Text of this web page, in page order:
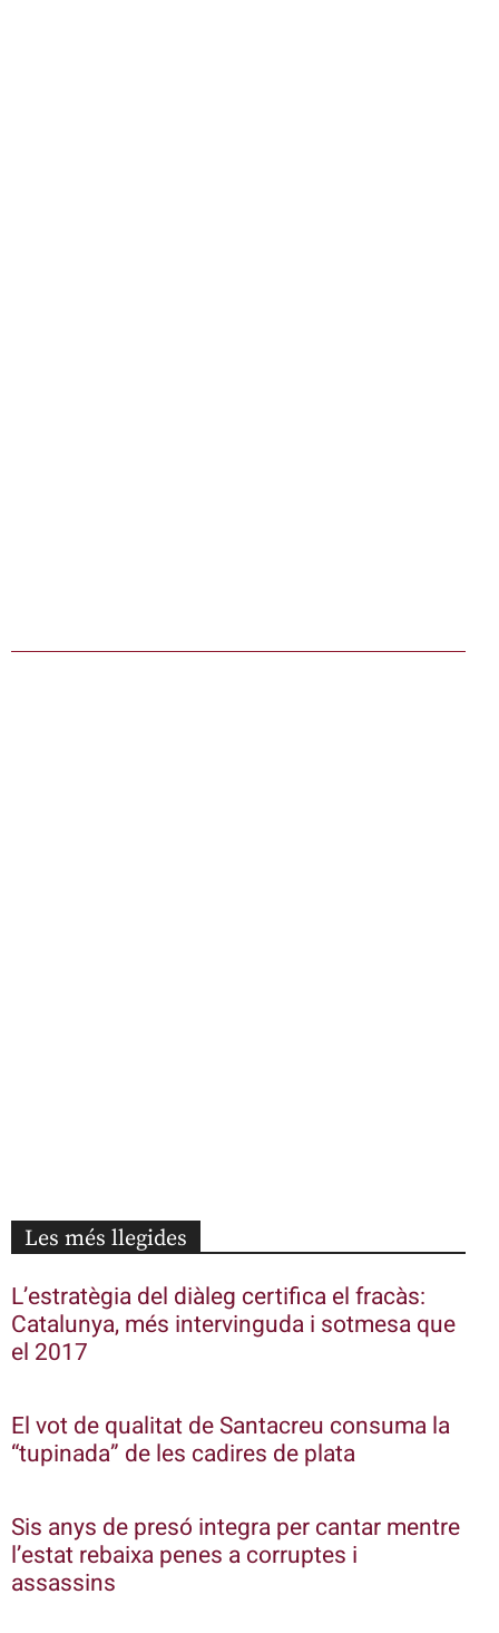
Les més llegides
L’estratègia del diàleg certifica el fracàs:
Catalunya, més intervinguda i sotmesa que
el 2017
El vot de qualitat de Santacreu consuma la
“tupinada” de les cadires de plata
Sis anys de presó integra per cantar mentre
l’estat rebaixa penes a corruptes i
assassins